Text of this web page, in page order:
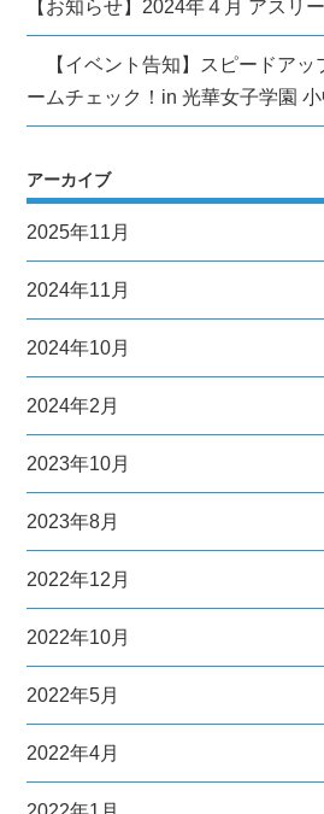
【お知らせ】2024年４月 アスリ
【イベント告知】スピードアッ
ームチェック！in 光華女子学園
アーカイブ
2025年11月
2024年11月
2024年10月
2024年2月
2023年10月
2023年8月
2022年12月
2022年10月
2022年5月
2022年4月